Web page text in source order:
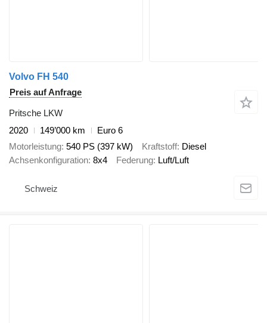
Volvo FH 540
Preis auf Anfrage
Pritsche LKW
2020
149’000 km
Euro 6
Motorleistung 540 PS (397 kW) Kraftstoff Diesel
Achsenkonfiguration 8x4 Federung Luft/Luft
Schweiz